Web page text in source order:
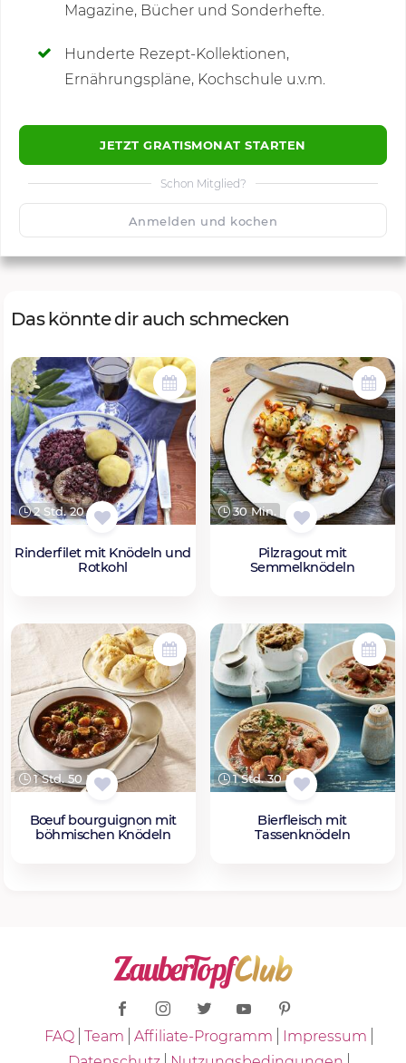
Magazine, Bücher und Sonderhefte.
Hunderte Rezept-Kollektionen,
Ernährungspläne, Kochschule u.v.m.
JETZT GRATISMONAT STARTEN
Schon Mitglied?
Anmelden und kochen
Kommentare
🙂 1500 Speichern
Das könnte dir auch schmecken
2 Std. 20 Min.
Rinderfilet mit Knödeln und
Rotkohl
30 Min.
Pilzragout mit
Semmelknödeln
1 Std. 50 Min.
Bœuf bourguignon mit
böhmischen Knödeln
1 Std. 30 Min.
Bierfleisch mit
Tassenknödeln
FAQ Team Affiliate-Programm
Impressum